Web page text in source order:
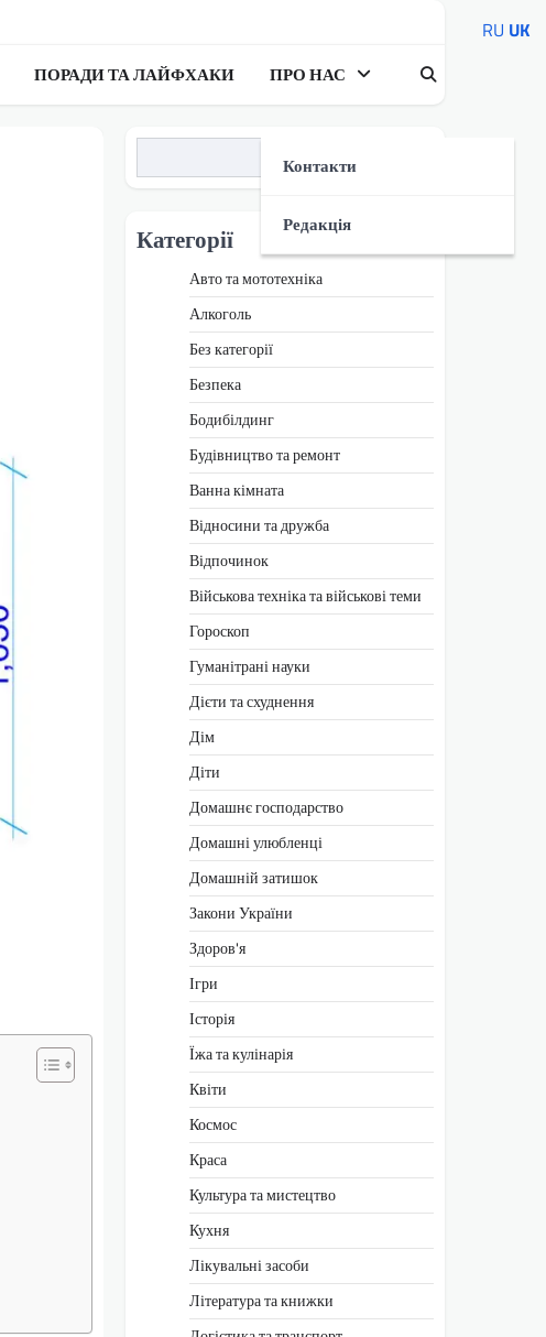
ПОРАДИ ТА ЛАЙФХАКИ ПРО НАС
Контакти
Редакція
Категорії
Авто та мототехніка
Алкоголь
Без категорії
Безпека
Бодибілдинг
Будівництво та ремонт
Ванна кімната
Відносини та дружба
Відпочинок
Військова техніка та військові теми
Гороскоп
Гуманітрані науки
Дієти та схуднення
Дім
Діти
Домашнє господарство
Домашні улюбленці
Домашній затишок
Закони України
Здоров'я
Ігри
Історія
Їжа та кулінарія
Квіти
Космос
Краса
Культура та мистецтво
Кухня
Лікувальні засоби
Література та книжки
RU UK